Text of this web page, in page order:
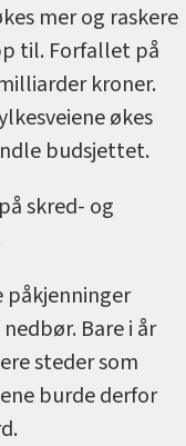
mer og raskere
til. Forfallet på
kroner.
økes
budsjettet.
skred- og
påkjenninger
Bare i år
steder som
burde derfor